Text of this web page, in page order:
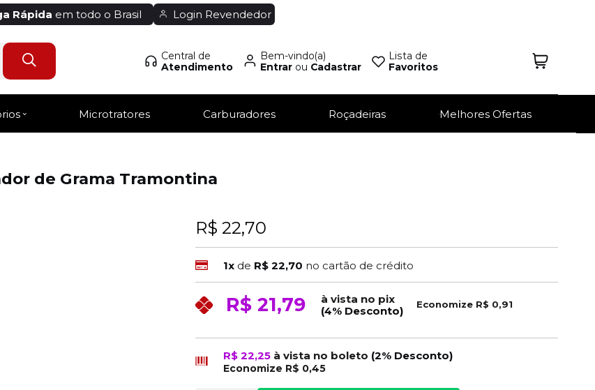
Rápida em todo o Brasil Login Revendedor
Central de
Atendimento
Bem-vindo(a)
Entrarou Cadastrar
Lista de
Favoritos
Microtratores Carburadores Roçadeiras Melhores Ofertas
de Grama Tramontina
R$ 22,70
1x de R$ 22,70 no cartão de crédito
R$ 21,79
à vista no pix
(4% Desconto)
Economize R$ 0,91
R$ 22,25 à vista no boleto (2% Desconto)
Economize R$ 0,45